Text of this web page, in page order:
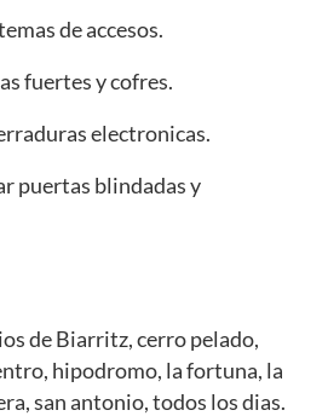
de accesos.
fuertes y cofres.
electronicas.
puertas blindadas y
de Biarritz, cerro pelado,
hipodromo, la fortuna, la
san antonio, todos los dias.